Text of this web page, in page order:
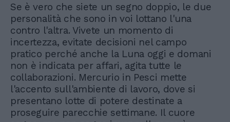
Se è vero che siete un segno doppio, le due
personalità che sono in voi lottano l'una
contro l'altra. Vivete un momento di
incertezza, evitate decisioni nel campo
pratico perché anche la Luna oggi e domani
non è indicata per affari, agita tutte le
collaborazioni. Mercurio in Pesci mette
l'accento sull'ambiente di lavoro, dove si
presentano lotte di potere destinate a
proseguire parecchie settimane. Il cuore